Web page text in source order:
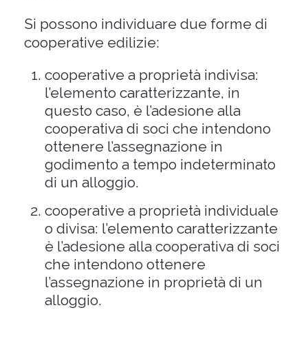
Si possono individuare due forme di
cooperative edilizie:
cooperative a proprietà indivisa:
l’elemento caratterizzante, in
questo caso, è l’adesione alla
cooperativa di soci che intendono
ottenere l’assegnazione in
godimento a tempo indeterminato
di un alloggio.
cooperative a proprietà individuale
o divisa: l’elemento caratterizzante
è l’adesione alla cooperativa di soci
che intendono ottenere
l’assegnazione in proprietà di un
alloggio.